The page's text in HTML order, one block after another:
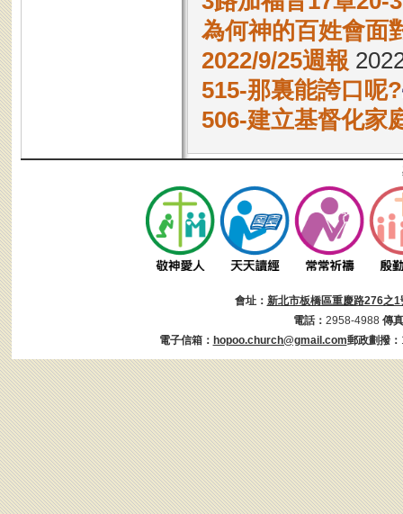
為何神的百姓會面
2022/9/25週報
515-那裏能誇口呢?
506-建立基督化家
會址： 新北市板橋區重慶路276之1
電話： 2958-4988 傳
電子信箱： hopoo.church@gmail.com郵政劃撥：